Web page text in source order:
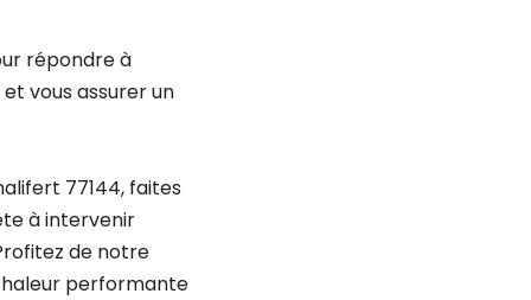
répondre à
vous assurer un
77144, faites
à intervenir
de notre
performante